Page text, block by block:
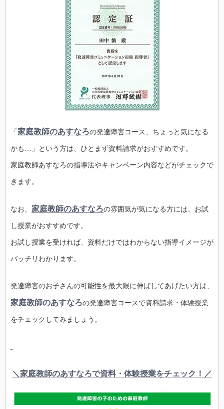
「家庭教師のあすなろの発達障害コース、ちょっと気になる
かも…」という方は、ひとまず資料請求がおすすめです。
家庭教師あすなろの指導法やキャンペーン内容などがチェックで
きます。
なお、 家庭教師のあすなろの雰囲気が気になる方には、お試
し授業がおすすめです。
お試し授業を受ければ、資料だけではわからない指導イメージが
バッチリわかります。
発達障害のお子さんの可能性を最大限に伸ばしてあげたい方は、
家庭教師のあすなろの発達障害コースで資料請求・体験授業
をチェックしてみましょう。
＼家庭教師のあすなろで資料・体験授業をチェック！／